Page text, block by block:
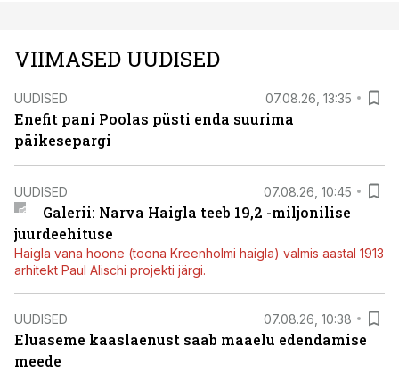
VIIMASED UUDISED
UUDISED 07.08.26, 13:35
Enefit pani Poolas püsti enda suurima
päikesepargi
UUDISED 07.08.26, 10:45
Galerii: Narva Haigla teeb 19,2 -miljonilise
juurdeehituse
Haigla vana hoone (toona Kreenholmi haigla) valmis aastal 1913
arhitekt Paul Alischi projekti järgi.
UUDISED 07.08.26, 10:38
Eluaseme kaaslaenust saab maaelu edendamise
meede